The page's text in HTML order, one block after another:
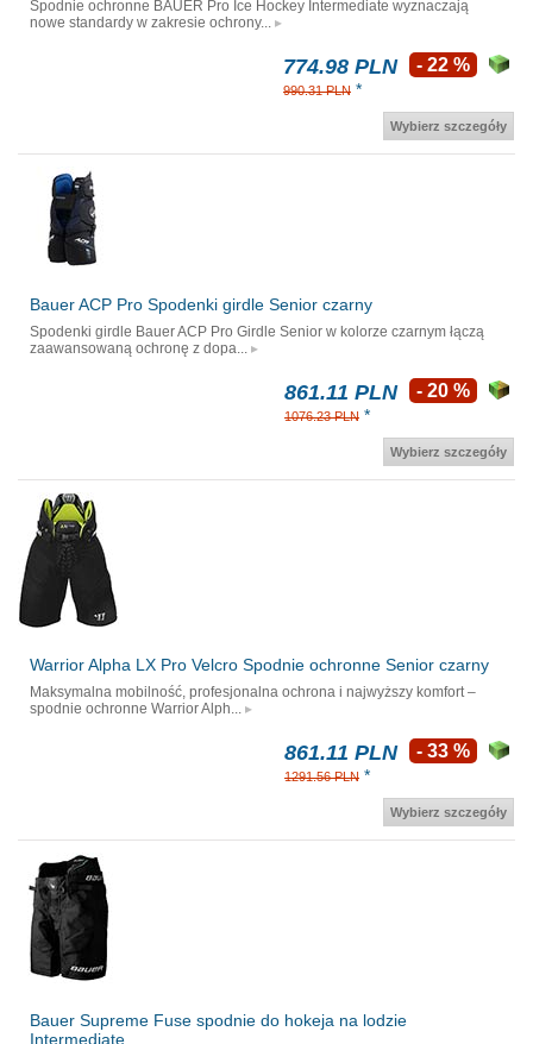
Spodnie ochronne BAUER Pro Ice Hockey Intermediate wyznaczają
nowe standardy w zakresie ochrony...
774.98 PLN
990.31 PLN *
- 22 %
Wybierz szczegóły
Bauer ACP Pro Spodenki girdle Senior czarny
Spodenki girdle Bauer ACP Pro Girdle Senior w kolorze czarnym łączą
zaawansowaną ochronę z dopa...
861.11 PLN
1076.23 PLN *
- 20 %
Wybierz szczegóły
Warrior Alpha LX Pro Velcro Spodnie ochronne Senior czarny
Maksymalna mobilność, profesjonalna ochrona i najwyższy komfort –
spodnie ochronne Warrior Alph...
861.11 PLN
1291.56 PLN *
- 33 %
Wybierz szczegóły
Bauer Supreme Fuse spodnie do hokeja na lodzie
Intermediate